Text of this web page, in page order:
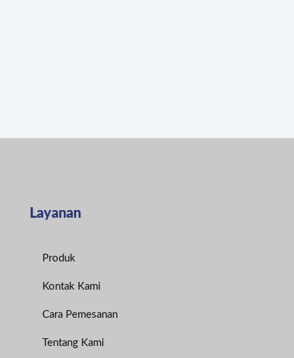
Layanan
Produk
Kontak Kami
Cara Pemesanan
Tentang Kami